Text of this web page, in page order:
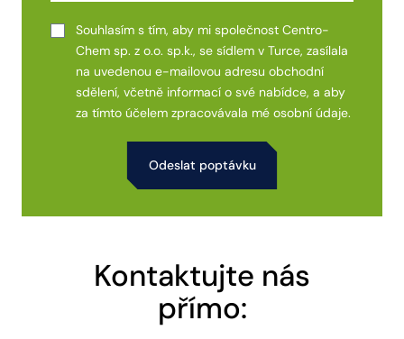
Souhlasím s tím, aby mi společnost Centro-
Chem sp. z o.o. sp.k., se sídlem v Turce, zasílala
na uvedenou e-mailovou adresu obchodní
sdělení, včetně informací o své nabídce, a aby
za tímto účelem zpracovávala mé osobní údaje.
Kontaktujte nás
přímo: